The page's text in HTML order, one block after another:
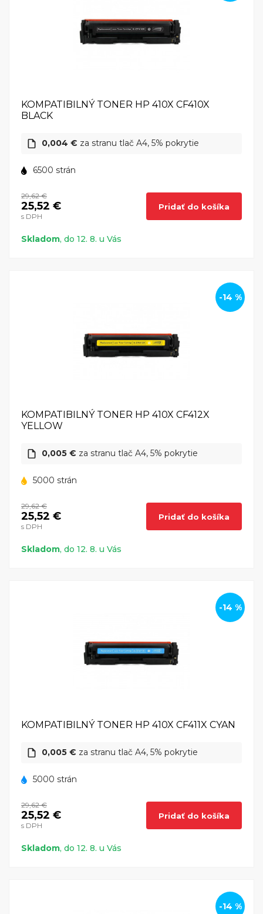
KOMPATIBILNÝ TONER HP 410X CF410X
BLACK
0,004 € za stranu tlač A4, 5% pokrytie
6500 strán
29,62 €
25,52 €
s DPH
Pridať do košíka
Skladom, do 12. 8. u Vás
-14 %
KOMPATIBILNÝ TONER HP 410X CF412X
YELLOW
0,005 € za stranu tlač A4, 5% pokrytie
5000 strán
29,62 €
25,52 €
s DPH
Pridať do košíka
Skladom, do 12. 8. u Vás
-14 %
KOMPATIBILNÝ TONER HP 410X CF411X CYAN
0,005 € za stranu tlač A4, 5% pokrytie
5000 strán
29,62 €
25,52 €
s DPH
Pridať do košíka
Skladom, do 12. 8. u Vás
-14 %